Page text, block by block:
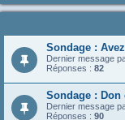
Sondage :
Dernier message
Réponses : 82
Sondage : Don
Dernier message
Réponses : 90